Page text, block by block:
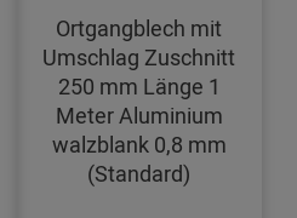
Ortgangblech mit
Umschlag Zuschnitt
250 mm Länge 1
Meter Aluminium
walzblank 0,8 mm
(Standard)